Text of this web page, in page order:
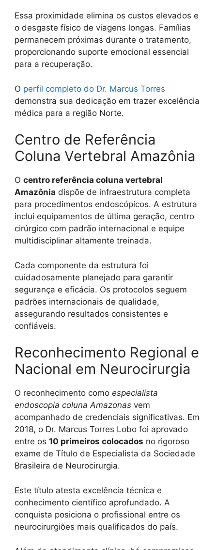
Essa proximidade elimina os custos elevados e
o desgaste físico de viagens longas. Famílias
permanecem próximas durante o tratamento,
proporcionando suporte emocional essencial
para a recuperação.
O perfil completo do Dr. Marcus Torres
demonstra sua dedicação em trazer excelência
médica para a região Norte.
Centro de Referência
Coluna Vertebral Amazônia
O centro referência coluna vertebral
Amazônia dispõe de infraestrutura completa
para procedimentos endoscópicos. A estrutura
inclui equipamentos de última geração, centro
cirúrgico com padrão internacional e equipe
multidisciplinar altamente treinada.
Cada componente da estrutura foi
cuidadosamente planejado para garantir
segurança e eficácia. Os protocolos seguem
padrões internacionais de qualidade,
assegurando resultados consistentes e
confiáveis.
Reconhecimento Regional e
Nacional em Neurocirurgia
O reconhecimento como especialista
endoscopia coluna Amazonas vem
acompanhado de credenciais significativas. Em
2018, o Dr. Marcus Torres Lobo foi aprovado
entre os 10 primeiros colocados no rigoroso
exame de Título de Especialista da Sociedade
Brasileira de Neurocirurgia.
Este título atesta excelência técnica e
conhecimento científico aprofundado. A
conquista posiciona o profissional entre os
neurocirurgiões mais qualificados do país.